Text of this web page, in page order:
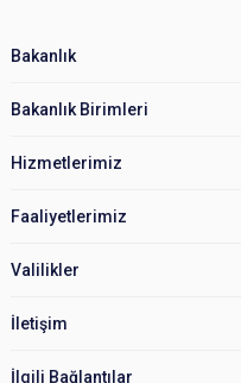
Bakanlık
Bakanlık Birimleri
Hizmetlerimiz
Faaliyetlerimiz
Valilikler
İletişim
İlgili Bağlantılar